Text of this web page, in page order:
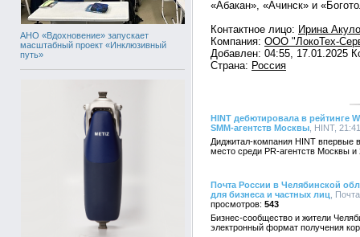
АНО «Вдохновение» запускает
масштабный проект «Инклюзивный
путь»
«Абакан», «Ачинск» и
Контактное лицо: Ирина
Компания: ООО "ЛокоТех-
Добавлен: 04:55, 17.01.2025
Страна: Россия
HINT дебютировала в рейтинге
SMM-агентств Москвы , HINT,
Диджитал-компания HINT впервые
место среди PR-агентств Москвы
Почта России в Челябинской
для бизнеса и частных лиц ,
543
Бизнес-сообщество и жители
электронный формат получения